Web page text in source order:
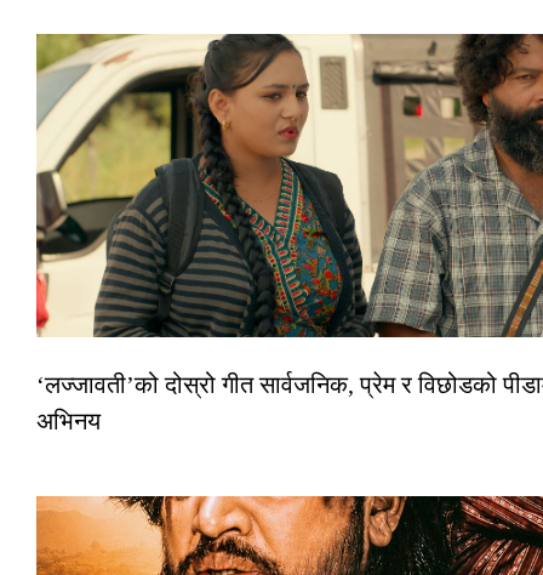
‘लज्जावती’को दोस्रो गीत सार्वजनिक, प्रेम र विछोडको
अभिनय